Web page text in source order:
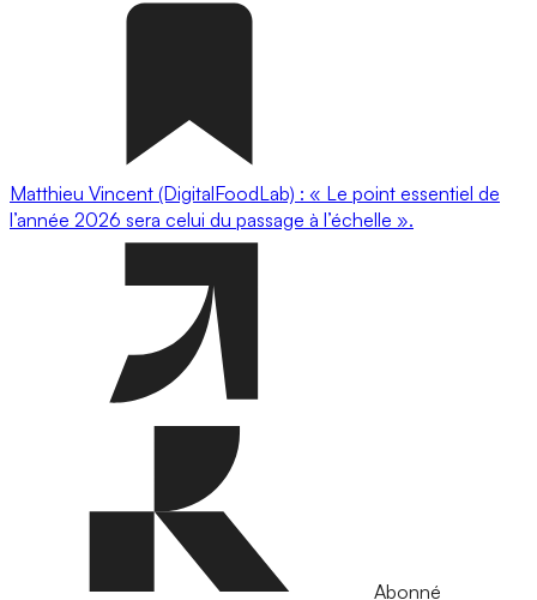
Matthieu Vincent (DigitalFoodLab) : « Le point essentiel de
l’année 2026 sera celui du passage à l’échelle ».
Abonné